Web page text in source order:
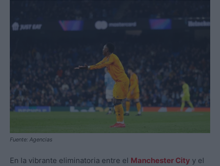
Fuente: Agencias
En la vibrante eliminatoria entre el Manchester City y el